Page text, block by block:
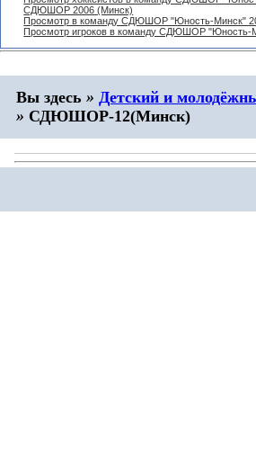
СДЮШОР 2006 (Минск)
Просмотр в команду СДЮШОР "Юность-Минск"
Просмотр игроков в команду СДЮШОР "Юность-
Вы здесь » Детский и
» СДЮШОР-12(Минск)